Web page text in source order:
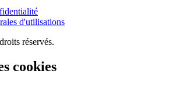
d'utilisations
réservés.
cookies